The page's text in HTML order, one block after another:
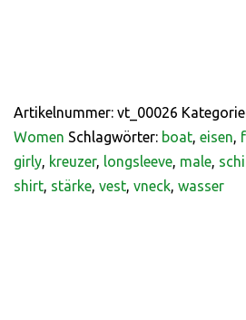
Artikelnummer: vt_00026
Women Schlagwörter: boat, eisen,
girly, kreuzer, longsleeve, male,
shirt, stärke, vest, vneck, wasser